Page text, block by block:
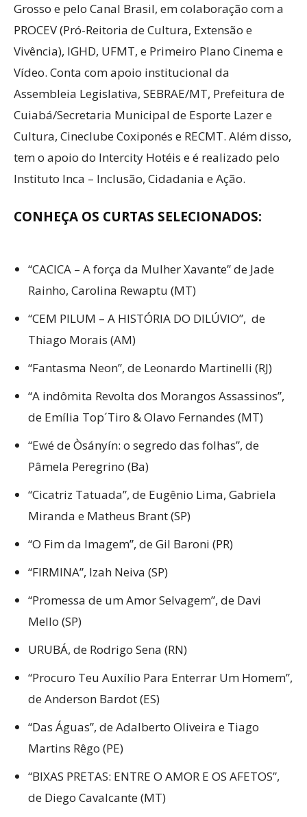
Grosso e pelo Canal Brasil, em colaboração com a
PROCEV (Pró-Reitoria de Cultura, Extensão e
Vivência), IGHD, UFMT, e Primeiro Plano Cinema e
Vídeo. Conta com apoio institucional da
Assembleia Legislativa, SEBRAE/MT, Prefeitura de
Cuiabá/Secretaria Municipal de Esporte Lazer e
Cultura, Cineclube Coxiponés e RECMT. Além disso,
tem o apoio do Intercity Hotéis e é realizado pelo
Instituto Inca – Inclusão, Cidadania e Ação.
CONHEÇA OS CURTAS SELECIONADOS:
“CACICA – A força da Mulher Xavante” de Jade
Rainho, Carolina Rewaptu (MT)
“CEM PILUM – A HISTÓRIA DO DILÚVIO”, de
Thiago Morais (AM)
“Fantasma Neon”, de Leonardo Martinelli (RJ)
“A indômita Revolta dos Morangos Assassinos”,
de Emília Top´Tiro & Olavo Fernandes (MT)
“Ewé de Òsányín: o segredo das folhas”, de
Pâmela Peregrino (Ba)
“Cicatriz Tatuada”, de Eugênio Lima, Gabriela
Miranda e Matheus Brant (SP)
“O Fim da Imagem”, de Gil Baroni (PR)
“FIRMINA”, Izah Neiva (SP)
“Promessa de um Amor Selvagem”, de Davi
Mello (SP)
URUBÁ, de Rodrigo Sena (RN)
“Procuro Teu Auxílio Para Enterrar Um Homem”,
de Anderson Bardot (ES)
“Das Águas”, de Adalberto Oliveira e Tiago
Martins Rêgo (PE)
“BIXAS PRETAS: ENTRE O AMOR E OS AFETOS”,
de Diego Cavalcante (MT)